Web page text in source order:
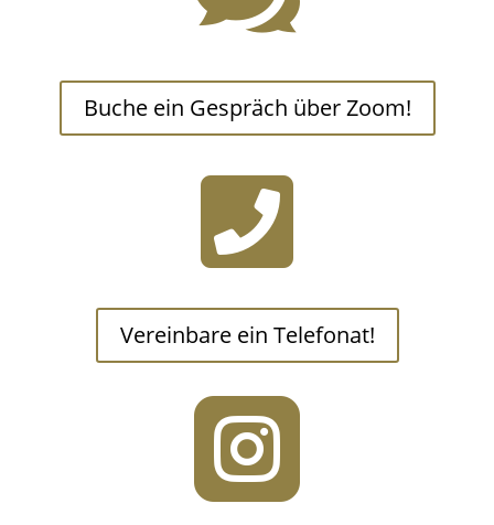
Buche ein Gespräch über Zoom!

Vereinbare ein Telefonat!
